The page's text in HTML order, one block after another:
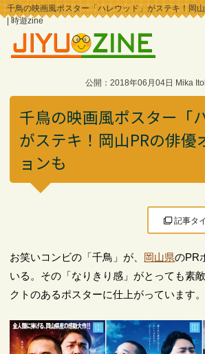
千鳥の映画風ポスター「ハレウッド」がステキ！岡
| 時遊zine
公開：2018年06月04日 Mika
千鳥の映画風ポスター「
がステキ！岡山PRの俳優
ョンも
記事タ
お笑いコンビの「千鳥」が、 岡山県のPR
いる。その「なりきり感」がとっても素
クトのあるポスターに仕上がっています。